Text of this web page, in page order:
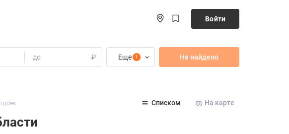
Войти
до ₽ Еще 1 Не найдено
Списком На карте